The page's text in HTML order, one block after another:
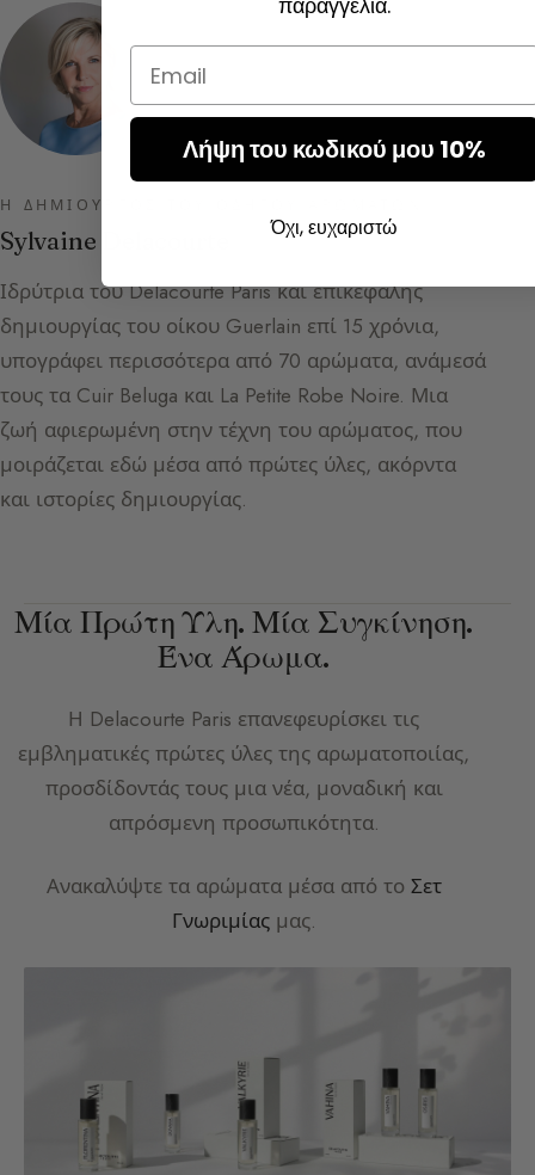
Η ΔΗΜΙΟΥΡΓΌΣ ΤΟΥ ΟΔΗΓΟΎ ΑΡΩΜΆΤΩΝ
Sylvaine Delacourte
Ιδρύτρια του Delacourte Paris και επικεφαλής
δημιουργίας του οίκου Guerlain επί 15 χρόνια,
υπογράφει περισσότερα από 70 αρώματα, ανάμεσά
τους τα Cuir Beluga και La Petite Robe Noire. Μια
ζωή αφιερωμένη στην τέχνη του αρώματος, που
μοιράζεται εδώ μέσα από πρώτες ύλες, ακόρντα
και ιστορίες δημιουργίας.
Μία Πρώτη Ύλη. Μία Συγκίνηση.
Ένα Άρωμα.
Η Delacourte Paris επανεφευρίσκει τις
εμβληματικές πρώτες ύλες της αρωματοποιίας,
προσδίδοντάς τους μια νέα, μοναδική και
απρόσμενη προσωπικότητα.
Ανακαλύψτε τα αρώματα μέσα από το Σετ
Γνωριμίαςμας.
Email
Λήψη του κωδικού μου 10%
Όχι, ευχαριστώ